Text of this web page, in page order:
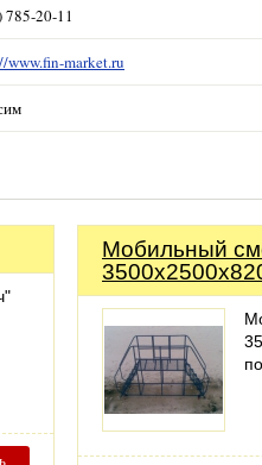
785-20-11
www.fin-market.ru
Мобильный